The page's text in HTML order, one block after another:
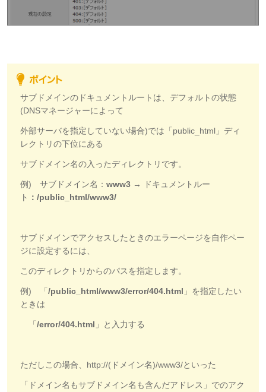
サブドメインのドキュメントルートは、デフォルトの状態
(DNSマネージャーによって
外部サーバを指定していない場合)では「public_html」ディ
レクトリの下位にある
サブドメイン名の入ったディレクトリです。
例) サブドメイン名： www3 → ドキュメントルー
ト ：/public_html/www3/
サブドメインでアクセスしたときのエラーページを自作ペー
ジに設定するには、
このディレクトリからのパスを指定します。
例) 「 /public_html/www3/error/404.html 」を指定したい
ときは
「 /error/404.html 」と入力する
ただしこの場合、http://(ドメイン名)/www3/といった
「ドメイン名もサブドメイン名も含んだアドレス」でのアク